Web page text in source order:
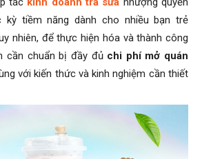
kỳ tiềm năng dành cho nhiều bạn trẻ
nhiên, để thực hiện hóa và thành công
cần chuẩn bị đầy đủ chi phí mở quán
với kiến thức và kinh nghiệm cần thiết